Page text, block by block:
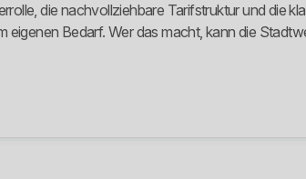
die nachvollziehbare Tarifstruktur und die
Bedarf. Wer das macht, kann die